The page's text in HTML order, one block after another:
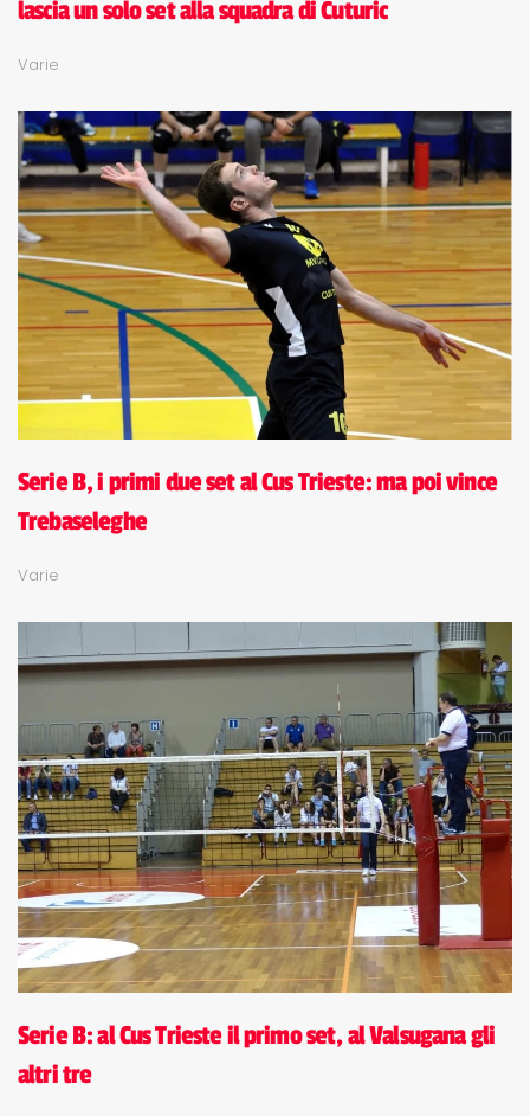
lascia un solo set alla squadra di Cuturic
Varie
Serie B, i primi due set al Cus Trieste: ma poi vince
Trebaseleghe
Varie
Serie B: al Cus Trieste il primo set, al Valsugana gli
altri tre